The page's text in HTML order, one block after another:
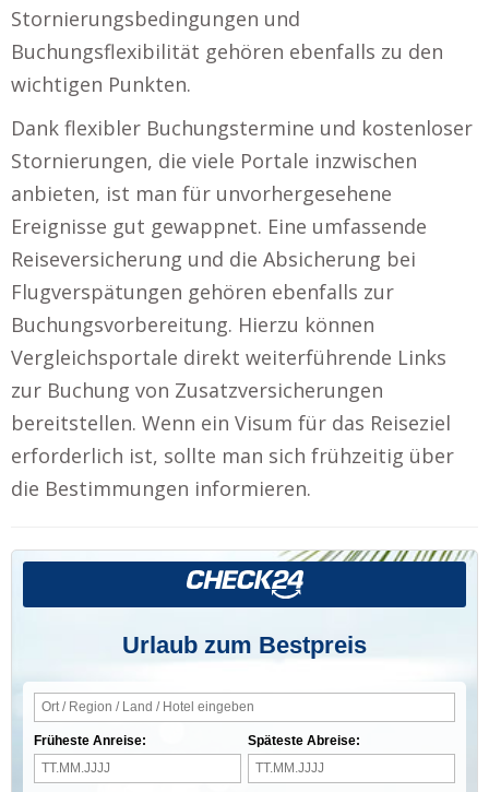
Stornierungsbedingungen und
Buchungsflexibilität gehören ebenfalls zu den
wichtigen Punkten.
Dank flexibler Buchungstermine und kostenloser
Stornierungen, die viele Portale inzwischen
anbieten, ist man für unvorhergesehene
Ereignisse gut gewappnet. Eine umfassende
Reiseversicherung und die Absicherung bei
Flugverspätungen gehören ebenfalls zur
Buchungsvorbereitung. Hierzu können
Vergleichsportale direkt weiterführende Links
zur Buchung von Zusatzversicherungen
bereitstellen. Wenn ein Visum für das Reiseziel
erforderlich ist, sollte man sich frühzeitig über
die Bestimmungen informieren.
Urlaub zum Bestpreis
Früheste Anreise: Späteste Abreise: